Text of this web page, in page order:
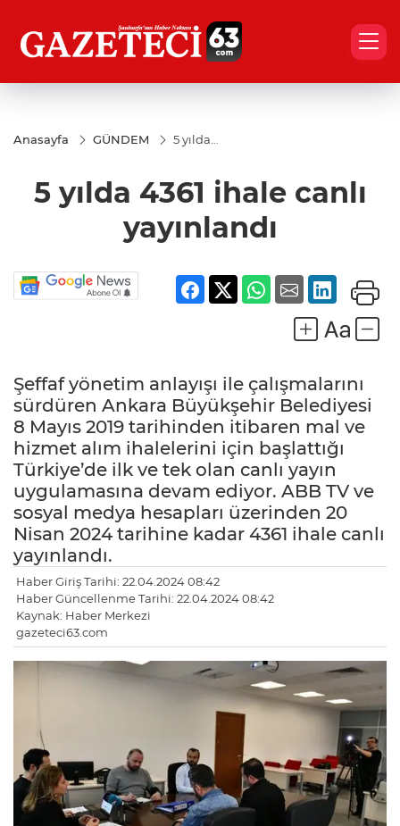
Anasayfa GÜNDEM
5 yılda
yayınlandı
5 yılda 4361 ihale canlı
yayınlandı
Şeffaf yönetim anlayışı ile çalışmalarını
sürdüren Ankara Büyükşehir Belediyesi
8 Mayıs 2019 tarihinden itibaren mal ve
hizmet alım ihalelerini için başlattığı
Türkiye’de ilk ve tek olan canlı yayın
uygulamasına devam ediyor. ABB TV ve
sosyal medya hesapları üzerinden 20
Nisan 2024 tarihine kadar 4361 ihale canlı
yayınlandı.
Haber Giriş Tarihi: 22.04.2024 08:42
Haber Güncellenme Tarihi: 22.04.2024 08:42
Kaynak: Haber Merkezi
gazeteci63.com